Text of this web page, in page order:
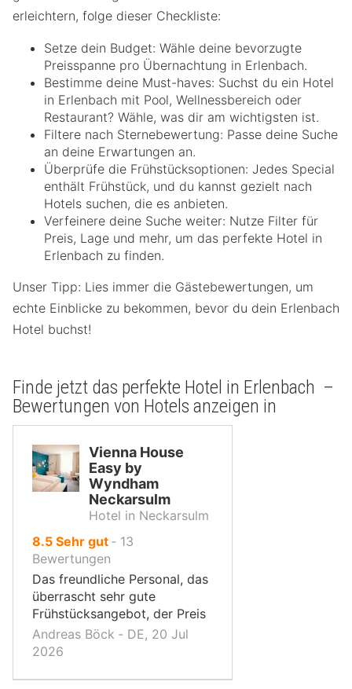
erleichtern, folge dieser Checkliste:
Setze dein Budget: Wähle deine bevorzugte
Preisspanne pro Übernachtung in Erlenbach.
Bestimme deine Must-haves: Suchst du ein Hotel
in Erlenbach mit Pool, Wellnessbereich oder
Restaurant? Wähle, was dir am wichtigsten ist.
Filtere nach Sternebewertung: Passe deine Suche
an deine Erwartungen an.
Überprüfe die Frühstücksoptionen: Jedes Special
enthält Frühstück, und du kannst gezielt nach
Hotels suchen, die es anbieten.
Verfeinere deine Suche weiter: Nutze Filter für
Preis, Lage und mehr, um das perfekte Hotel in
Erlenbach zu finden.
Unser Tipp: Lies immer die Gästebewertungen, um
echte Einblicke zu bekommen, bevor du dein Erlenbach
Hotel buchst!
Finde jetzt das perfekte Hotel in Erlenbach –
Bewertungen von Hotels anzeigen in
Vienna House
Easy by
Wyndham
Neckarsulm
Hotel in Neckarsulm
8.5von
10,
Sehr gut ‐ 13
Bewertungen
Das freundliche Personal, das
überrascht sehr gute
Frühstücksangebot, der Preis
Andreas Böck ‐ DE, 20 Jul
2026